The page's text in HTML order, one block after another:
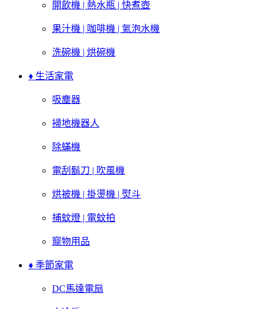
開飲機 | 熱水瓶 | 快煮壺
果汁機 | 咖啡機 | 氣泡水機
洗碗機 | 烘碗機
♦ 生活家電
吸塵器
掃地機器人
除蟎機
電刮鬍刀 | 吹風機
烘被機 | 掛燙機 | 熨斗
捕蚊燈 | 電蚊拍
寵物用品
♦ 季節家電
DC馬達電扇